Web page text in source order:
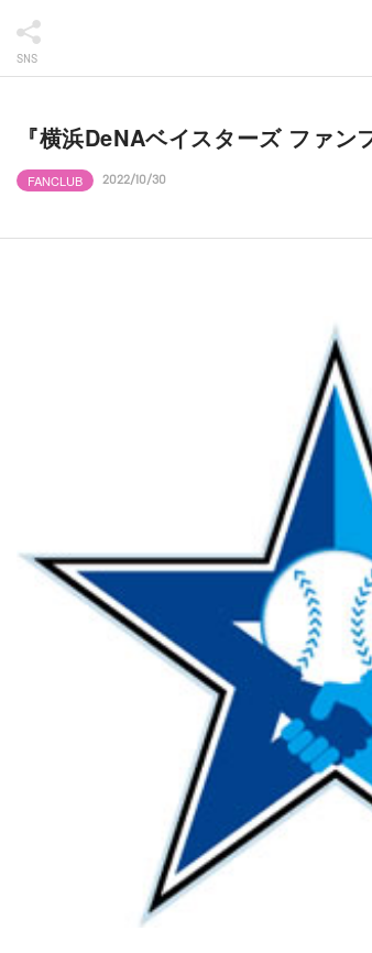
SNS
『横浜DeNAベイスターズ ファ
FANCLUB 2022/10/30